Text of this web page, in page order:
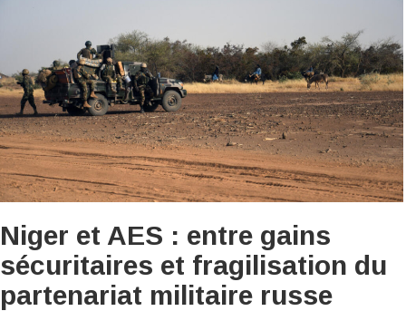
Niger et AES : entre gains
sécuritaires et fragilisation du
partenariat militaire russe